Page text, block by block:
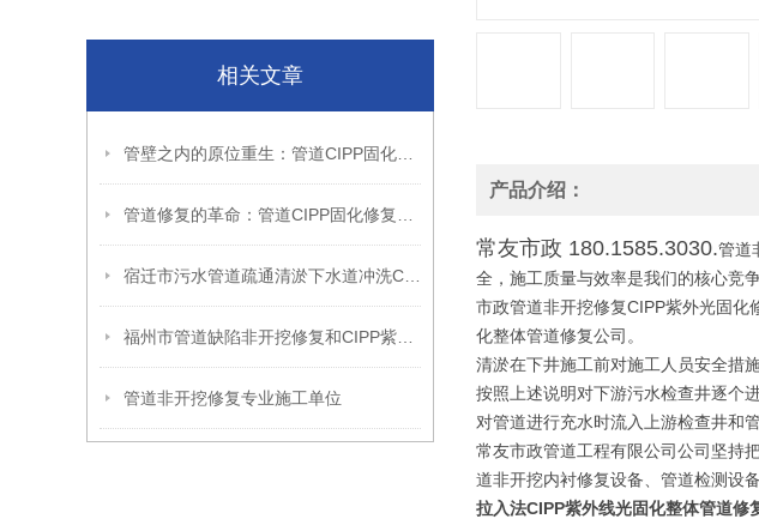
相关文章
管道非开挖修复专业施工单位
产品介绍：
常友市政 180.1585.3030.管道
全，施工质量与效率是我们的核心竞
市政管道非开挖修复CIPP紫外光固化
化整体管道修复公司。
清淤在下井施工前对施工人员安全措
按照上述说明对下游污水检查井逐个
对管道进行充水时流入上游检查井和管
常友市政管道工程有限公司公司坚持
道非开挖内衬修复设备、管道检测设
拉入法CIPP紫外线光固化整体管道修